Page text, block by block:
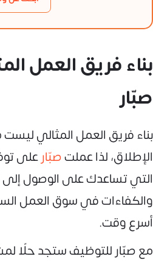
بناء فريق العمل
صبّار
بناء فريق العمل المثالي
الإطلاق، لذا عملتصبّارعلى
التي تساعدك على الوصول
والكفاءات في سوق العمل
أسرع وقت.
مع صبّار للتوظيف ستجد حلًا